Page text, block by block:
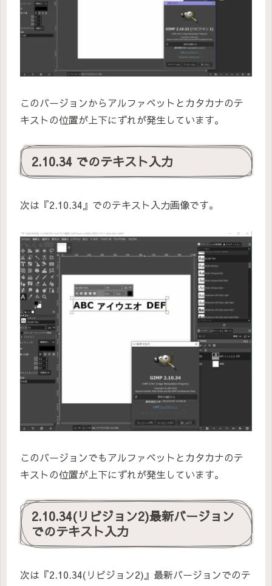
このバージョンからアルファベットとカタカナのテ
キストの位置が上下にずれが発生しています。
2.10.34 でのテキスト入力
次は『2.10.34』でのテキスト入力画像です。
このバージョンでもアルファベットとカタカナのテ
キストの位置が上下にずれが発生しています。
2.10.34(リビジョン2)最新バージョン
でのテキスト入力
次は『2.10.34(リビジョン2)』最新バージョンでのテ